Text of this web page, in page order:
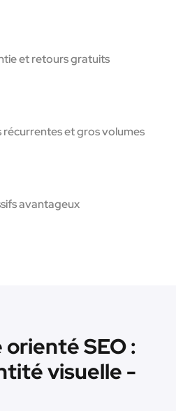
et retours gratuits
et gros volumes
avantageux
SEO :
visuelle -